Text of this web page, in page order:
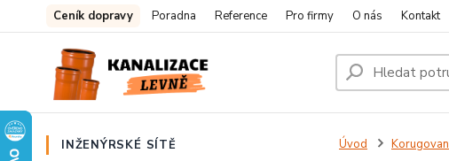
Ceník dopravy Poradna Reference Pro firmy O nás Kontakt
INŽENÝRSKÉ SÍTĚ Úvod